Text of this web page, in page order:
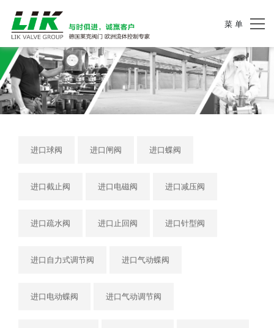
菜 单
进口球阀 进口闸阀 进口蝶阀
进口截止阀 进口电磁阀 进口减压阀
进口疏水阀 进口止回阀 进口针型阀
进口自力式调节阀 进口气动蝶阀
进口电动蝶阀 进口气动调节阀